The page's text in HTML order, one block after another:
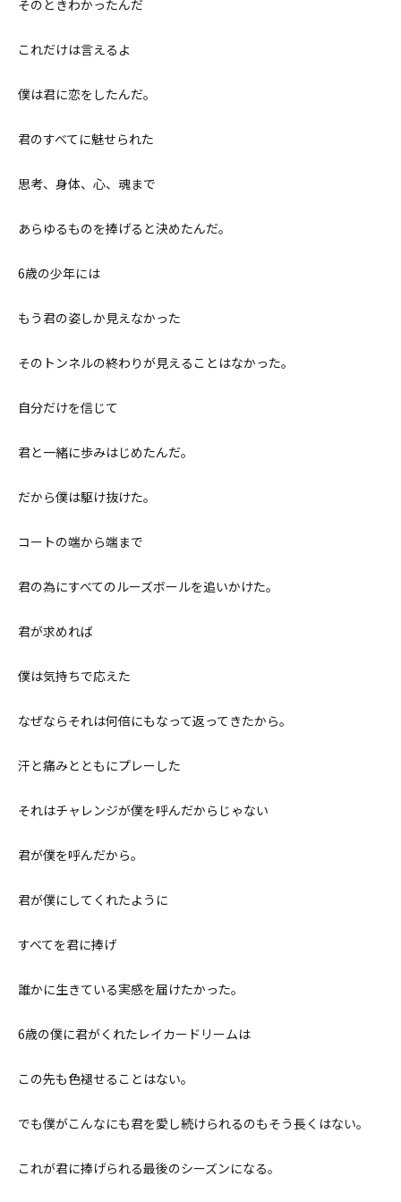
そのときわかったんだ
これだけは言えるよ
僕は君に恋をしたんだ。
君のすべてに魅せられた
思考、身体、心、魂まで
あらゆるものを捧げると決めたんだ。
6歳の少年には
もう君の姿しか見えなかった
そのトンネルの終わりが見えることはなかった。
自分だけを信じて
君と一緒に歩みはじめたんだ。
だから僕は駆け抜けた。
コートの端から端まで
君の為にすべてのルーズボールを追いかけた。
君が求めれば
僕は気持ちで応えた
なぜならそれは何倍にもなって返ってきたから。
汗と痛みとともにプレーした
それはチャレンジが僕を呼んだからじゃない
君が僕を呼んだから。
君が僕にしてくれたように
すべてを君に捧げ
誰かに生きている実感を届けたかった。
6歳の僕に君がくれたレイカードリームは
この先も色褪せることはない。
でも僕がこんなにも君を愛し続けられるのもそう長くはない。
これが君に捧げられる最後のシーズンになる。